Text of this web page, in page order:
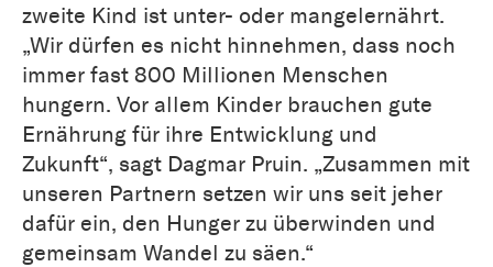
zweite Kind ist unter- oder mangelernährt.
„Wir dürfen es nicht hinnehmen, dass noch
immer fast 800 Millionen Menschen
hungern. Vor allem Kinder brauchen gute
Ernährung für ihre Entwicklung und
Zukunft“, sagt Dagmar Pruin. „Zusammen mit
unseren Partnern setzen wir uns seit jeher
dafür ein, den Hunger zu überwinden und
gemeinsam Wandel zu säen.“